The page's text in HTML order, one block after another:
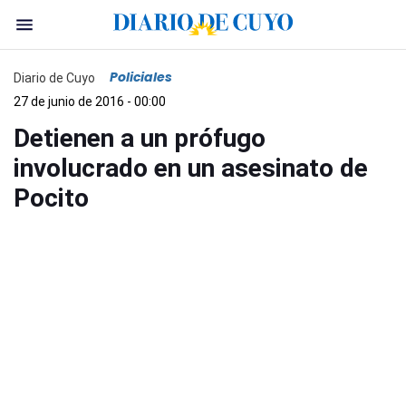
Diario de Cuyo Policiales
27 de junio de 2016 - 00:00
Detienen a un prófugo
involucrado en un asesinato de
Pocito